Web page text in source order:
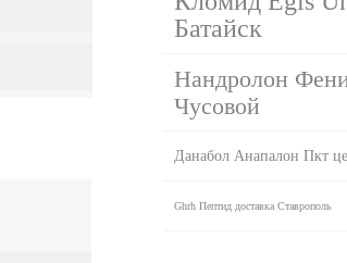
Батайск
Нандролон
Чусовой
Данабол Анапалон Пкт
Ghrh Пептид доставка Ставрополь